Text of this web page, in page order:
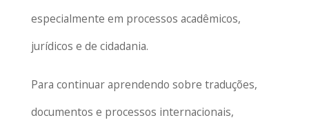
especialmente em processos acadêmicos,
jurídicos e de cidadania.
Para continuar aprendendo sobre traduções,
documentos e processos internacionais,